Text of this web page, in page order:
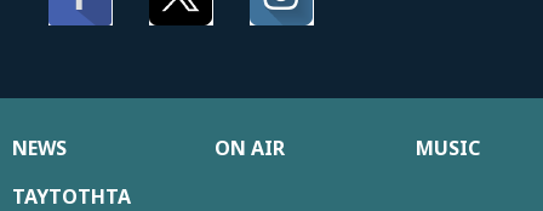
NEWS ON AIR
MUSIC
ΤΑΥΤΟΤΗΤΑ